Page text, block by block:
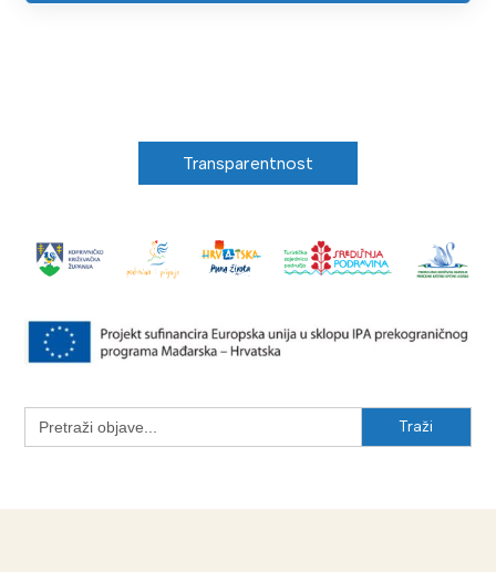
Transparentnost
Search
for: